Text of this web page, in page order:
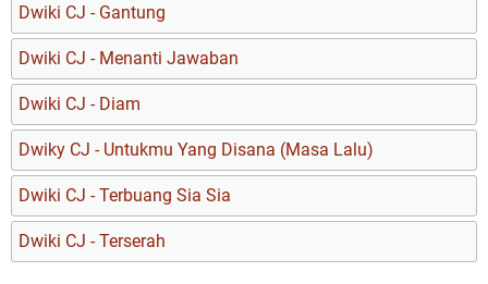
Dwiki CJ - Gantung
Dwiki CJ - Menanti Jawaban
Dwiki CJ - Diam
Dwiky CJ - Untukmu Yang Disana (Masa Lalu)
Dwiki CJ - Terbuang Sia Sia
Dwiki CJ - Terserah